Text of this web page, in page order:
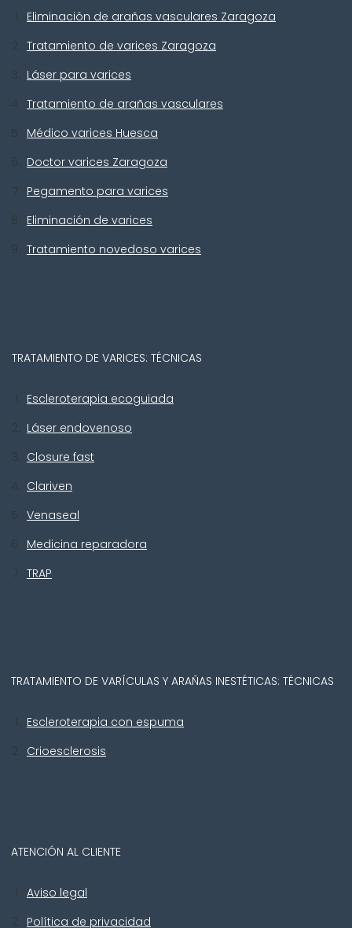
Eliminación de arañas vasculares Zaragoza
Tratamiento de varices Zaragoza
Láser para varices
Tratamiento de arañas vasculares
Médico varices Huesca
Doctor varices Zaragoza
Pegamento para varices
Eliminación de varices
Tratamiento novedoso varices
TRATAMIENTO DE VARICES: TÉCNICAS
Escleroterapia ecoguiada
Láser endovenoso
Closure fast
Clariven
Venaseal
Medicina reparadora
TRAP
TRATAMIENTO DE VARÍCULAS Y ARAÑAS INESTÉTICAS: TÉCNICAS
Escleroterapia con espuma
Crioesclerosis
ATENCIÓN AL CLIENTE
Aviso legal
Política de privacidad